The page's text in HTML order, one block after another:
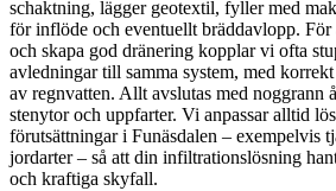
schaktning, lägger geotextil, fyller med
för inflöde och eventuellt bräddavlopp. För
och skapa god dränering kopplar vi ofta
avledningar till samma system, med
av regnvatten. Allt avslutas med noggrann
stenytor och uppfarter. Vi anpassar alltid
förutsättningar i Funäsdalen – exempelvis
jordarter – så att din infiltrationslösning
och kraftiga skyfall.